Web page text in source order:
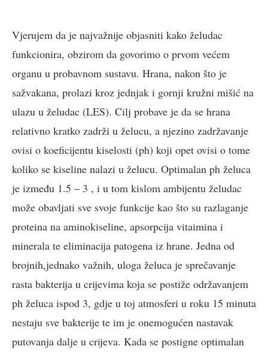
Vjerujem da je najvažnije objasniti kako želudac
funkcionira, obzirom da govorimo o prvom većem
organu u probavnom sustavu. Hrana, nakon što je
sažvakana, prolazi kroz jednjak i gornji kružni mišić na
ulazu u želudac (LES). Cilj probave je da se hrana
relativno kratko zadrži u želucu, a njezino zadržavanje
ovisi o koeficijentu kiselosti (ph) koji opet ovisi o tome
koliko se kiseline nalazi u želucu. Optimalan ph želuca
je između 1.5 – 3 , i u tom kislom ambijentu želudac
može obavljati sve svoje funkcije kao što su razlaganje
proteina na aminokiseline, apsorpcija vitaimina i
minerala te eliminacija patogena iz hrane. Jedna od
brojnih,jednako važnih, uloga želuca je sprečavanje
rasta bakterija u crijevima koja se postiže održavanjem
ph želuca ispod 3, gdje u toj atmosferi u roku 15 minuta
nestaju sve bakterije te im je onemogućen nastavak
putovanja dalje u crijeva. Kada se postigne optimalan